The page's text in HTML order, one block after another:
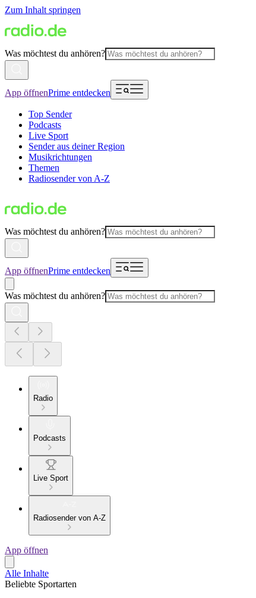
Zum Inhalt springen
Was möchtest du anhören?
App öffnenPrime entdecken
Top Sender
Podcasts
Live Sport
Sender aus deiner Region
Musikrichtungen
Themen
Radiosender von A-Z
Was möchtest du anhören?
App öffnenPrime entdecken
Was möchtest du anhören?
Radio
Podcasts
Live Sport
Radiosender von A-Z
App öffnen
Alle Inhalte
Beliebte Sportarten